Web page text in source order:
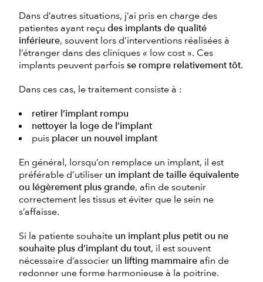
Dans d’autres situations, j’ai pris en charge des
patientes ayant reçu des implants de qualité
inférieure, souvent lors d’interventions réalisées à
l’étranger dans des cliniques « low cost ». Ces
implants peuvent parfoisse rompre relativement tôt.
Dans ces cas, le traitement consiste à :
retirer l’implant rompu
nettoyer la loge de l’implant
puis placer un nouvel implant
En général, lorsqu’on remplace un implant, il est
préférable d’utiliser un implant de taille équivalente
ou légèrement plus grande, afin de soutenir
correctement les tissus et éviter que le sein ne
s’affaisse.
Si la patiente souhaite un implant plus petit ou ne
souhaite plus d’implant du tout, il est souvent
nécessaire d’associer un lifting mammaire afin de
redonner une forme harmonieuse à la poitrine.